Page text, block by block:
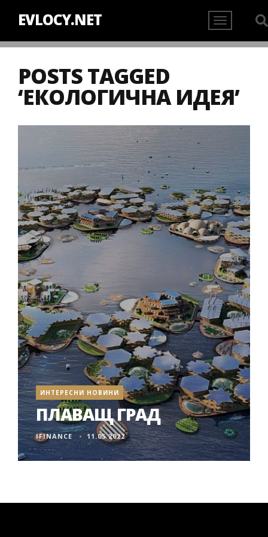
EVLOCY.NET
POSTS TAGGED
‘ЕКОЛОГИЧНА ИДЕЯ’
ИНТЕРЕСНИ НОВИНИ
ПЛАВАЩ ГРАД
IFINANCE 11.05.2022